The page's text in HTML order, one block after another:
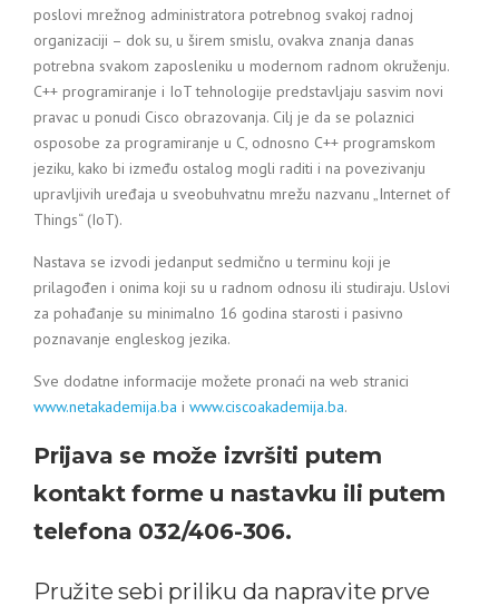
poslovi mrežnog administratora potrebnog svakoj radnoj
organizaciji – dok su, u širem smislu, ovakva znanja danas
potrebna svakom zaposleniku u modernom radnom okruženju.
C++ programiranje i IoT tehnologije predstavljaju sasvim novi
pravac u ponudi Cisco obrazovanja. Cilj je da se polaznici
osposobe za programiranje u C, odnosno C++ programskom
jeziku, kako bi između ostalog mogli raditi i na povezivanju
upravljivih uređaja u sveobuhvatnu mrežu nazvanu „Internet of
Things“ (IoT).
Nastava se izvodi jedanput sedmično u terminu koji je
prilagođen i onima koji su u radnom odnosu ili studiraju. Uslovi
za pohađanje su minimalno 16 godina starosti i pasivno
poznavanje engleskog jezika.
Sve dodatne informacije možete pronaći na web stranici
www.netakademija.ba i www.ciscoakademija.ba.
Prijava se može izvršiti putem
kontakt forme u nastavku ili putem
telefona 032/406-306.
Pružite sebi priliku da napravite prve